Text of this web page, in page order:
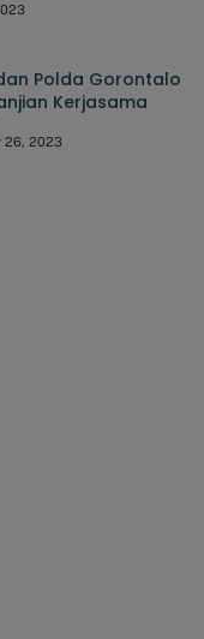
Polda Gorontalo
Kerjasama
26, 2023